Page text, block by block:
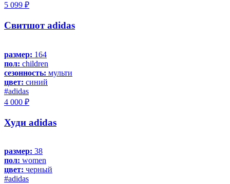
5 099 ₽
Свитшот adidas
размер: 164
пол: children
сезонность: мульти
цвет: синий
#adidas
4 000 ₽
Худи adidas
размер: 38
пол: women
цвет: черный
#adidas